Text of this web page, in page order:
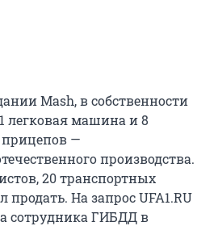
Mash, в собственности
легковая машина и 8
прицепов —
производства.
20 транспортных
продать. На запрос UFA1.RU
сотрудника ГИБДД в